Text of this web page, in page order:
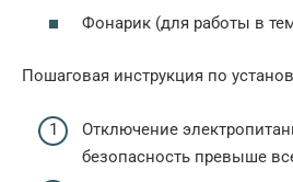
Фонарик (для работы в
Пошаговая инструкция по
Отключение
безопасность превыше